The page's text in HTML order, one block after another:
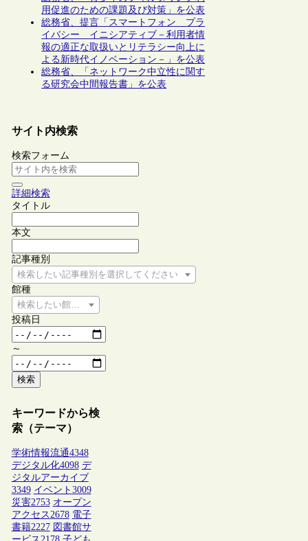
用促進のための課題及び対策」を公表
総務省、提言「スマートフォン プラ
イバシー イニシアティブ－利用者情
報の適正な取扱いとリテラシー向上に
よる新時代イノベーション－」を公表
総務省、「ネットワーク中立性に関す
る研究会中間報告書」を公表
サイト内検索
検索フォーム
詳細検索
タイトル
本文
記事種別
検索したい記事種別を選択してください
館種
検索したい館種を選択してください
投稿日
～
検索
キーワードから検
索（テーマ）
学術情報流通4348
デジタル化4098 デ
ジタルアーカイブ
3349 イベント 3009
災害2753 オープン
アクセス2678 電子
書籍2227 図書館サ